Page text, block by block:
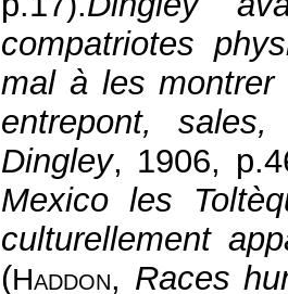
compatriotes
mal à les
entrepont,
Dingley, 1906,
Mexico les
culturellement
(Haddon, Races